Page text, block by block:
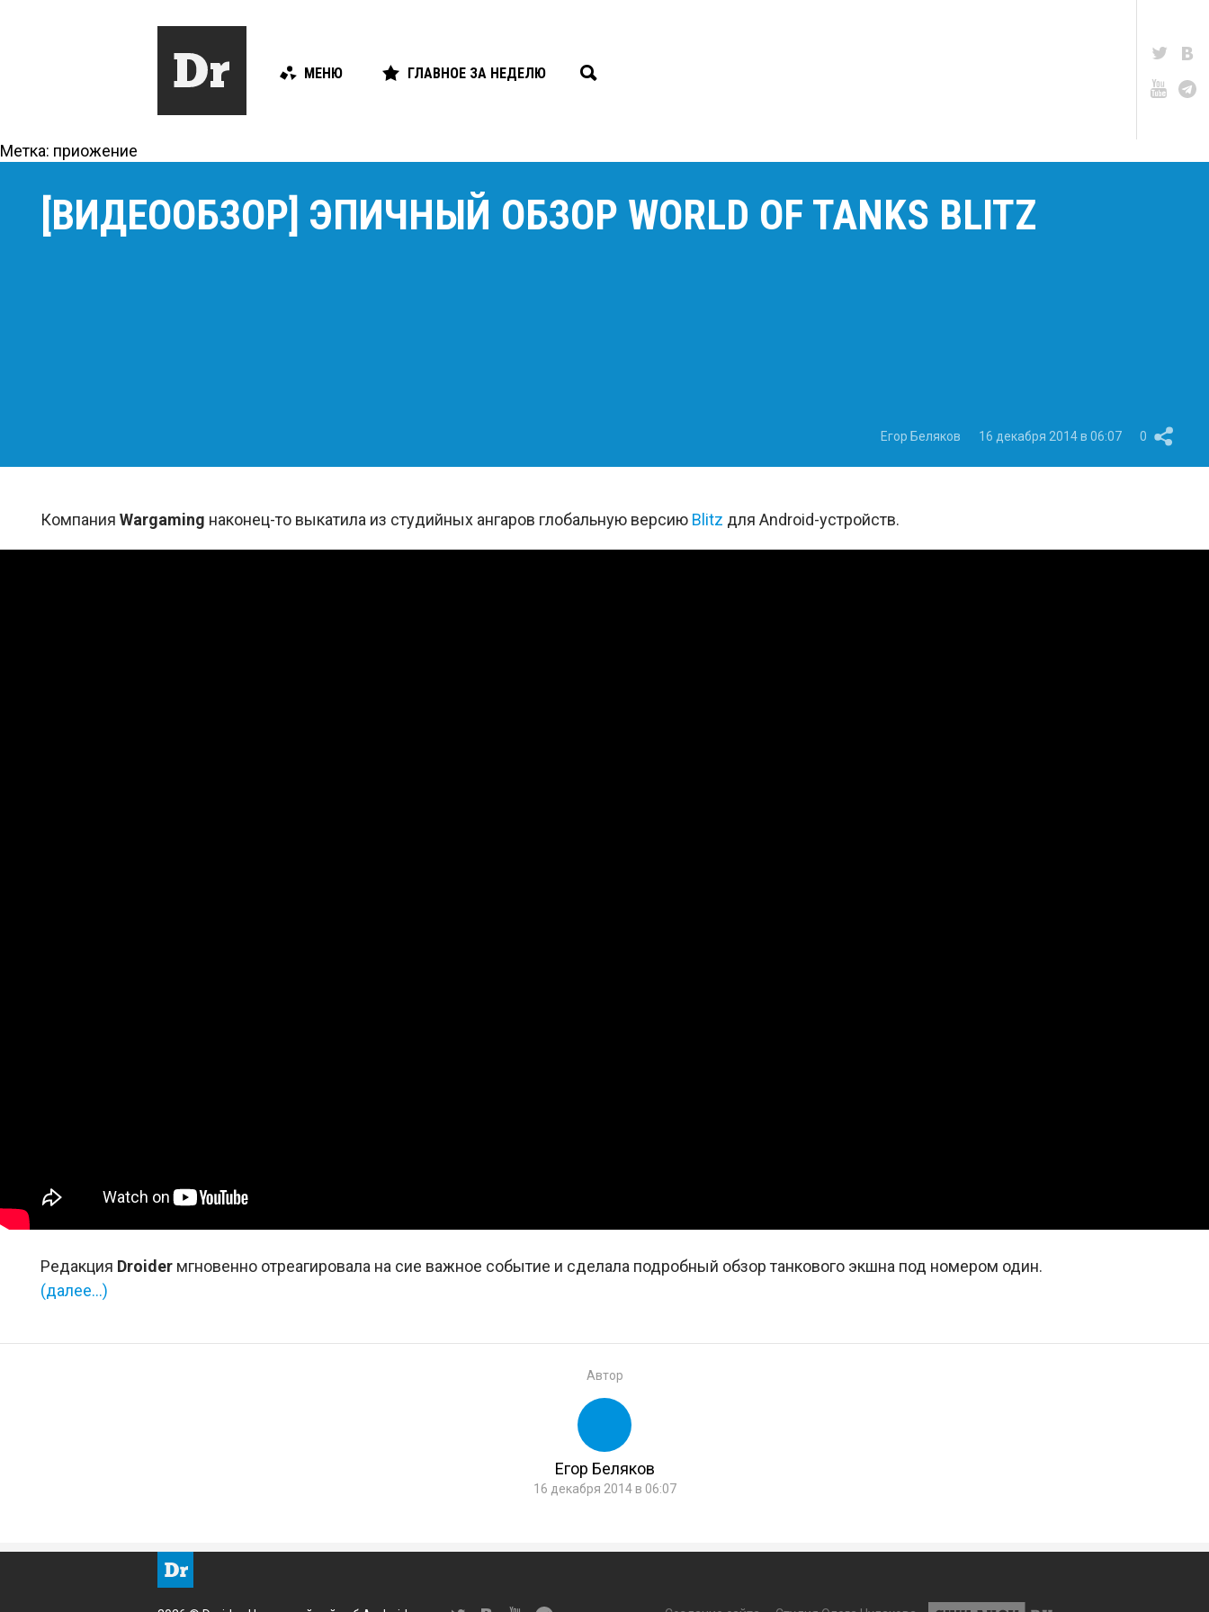
МЕНЮ ГЛАВНОЕ ЗА НЕДЕЛЮ
Метка: приожение
[ВИДЕООБЗОР] ЭПИЧНЫЙ ОБЗОР WORLD OF TANKS BLITZ
Егор Беляков 16 декабря 2014 в 06:07 0
Компания Wargaming наконец-то выкатила из студийных ангаров глобальную версию Blitz для Android-устройств.
Редакция Droider мгновенно отреагировала на сие важное событие и сделала подробный обзор танкового экшна под номером один.
(далее…)
Автор
Егор Беляков
16 декабря 2014 в 06:07